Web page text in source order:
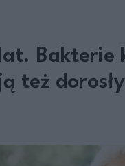
Bakterie
też